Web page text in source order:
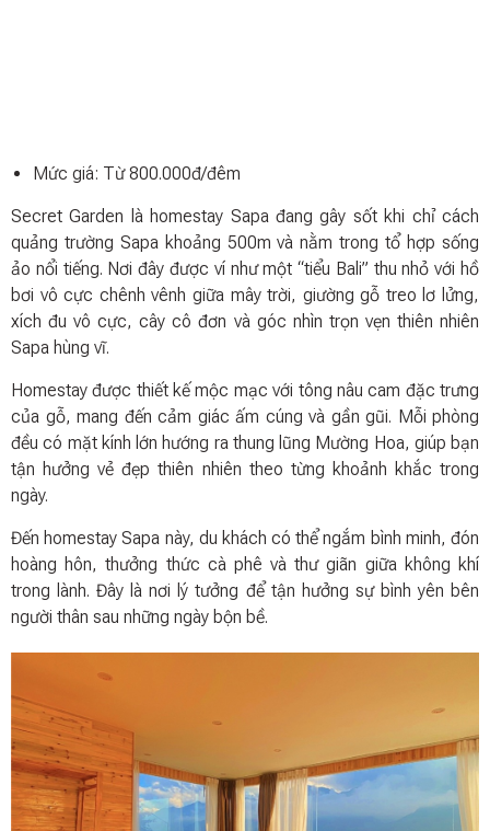
Mức giá: Từ 800.000đ/đêm
Secret Garden là homestay Sapa đang gây sốt khi chỉ cách
quảng trường Sapa khoảng 500m và nằm trong tổ hợp sống
ảo nổi tiếng. Nơi đây được ví như một “tiểu Bali” thu nhỏ với hồ
bơi vô cực chênh vênh giữa mây trời, giường gỗ treo lơ lửng,
xích đu vô cực, cây cô đơn và góc nhìn trọn vẹn thiên nhiên
Sapa hùng vĩ.
Homestay được thiết kế mộc mạc với tông nâu cam đặc trưng
của gỗ, mang đến cảm giác ấm cúng và gần gũi. Mỗi phòng
đều có mặt kính lớn hướng ra thung lũng Mường Hoa, giúp bạn
tận hưởng vẻ đẹp thiên nhiên theo từng khoảnh khắc trong
ngày.
Đến homestay Sapa này, du khách có thể ngắm bình minh, đón
hoàng hôn, thưởng thức cà phê và thư giãn giữa không khí
trong lành. Đây là nơi lý tưởng để tận hưởng sự bình yên bên
người thân sau những ngày bộn bề.